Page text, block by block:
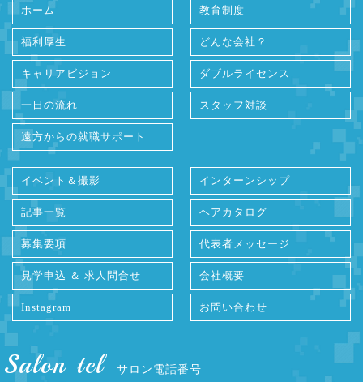
ホーム 教育制度
福利厚生 どんな会社？
キャリアビジョン ダブルライセンス
一日の流れ スタッフ対談
遠方からの就職サポート
イベント＆撮影 インターンシップ
記事一覧 ヘアカタログ
募集要項 代表者メッセージ
見学申込 ＆ 求人問合せ 会社概要
Instagram お問い合わせ
Salon tel サロン電話番号